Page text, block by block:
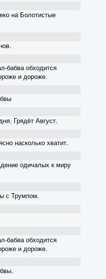
на Болотистые
бабва обходится
и дороже.
Грядёт Август.
насколько хватит.
одичалых к миру
с Трумпом.
бабва обходится
и дороже.